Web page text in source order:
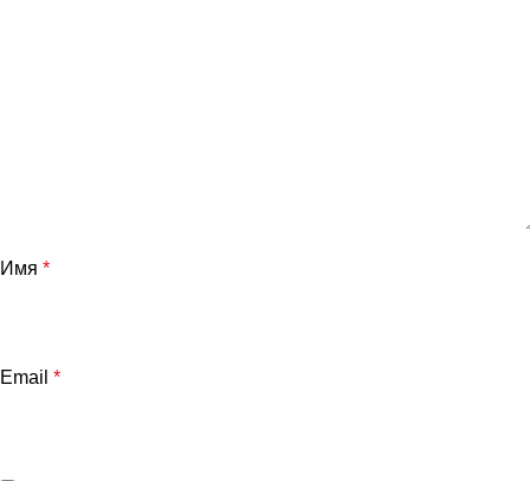
Имя *
Email *